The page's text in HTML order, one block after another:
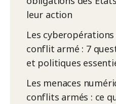
leur action
Les
conflit armé : 7
et politiques
Les menaces
conflits armés : ce